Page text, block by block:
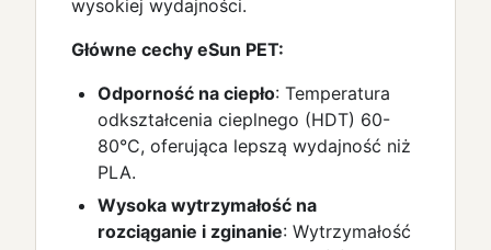
wysokiej wydajności.
Główne cechy eSun PET:
Odporność na ciepło: Temperatura
odkształcenia cieplnego (HDT) 60-
80°C, oferująca lepszą wydajność niż
PLA.
Wysoka wytrzymałość na
rozciąganie i zginanie: Wytrzymałość